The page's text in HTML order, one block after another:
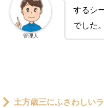
するシ
でした。
管理人
土方歳三にふさわしい